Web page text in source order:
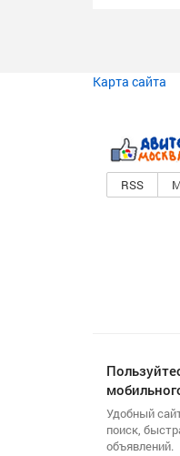
Карта сайта
RSS
Удобный
поиск,
объявлений.